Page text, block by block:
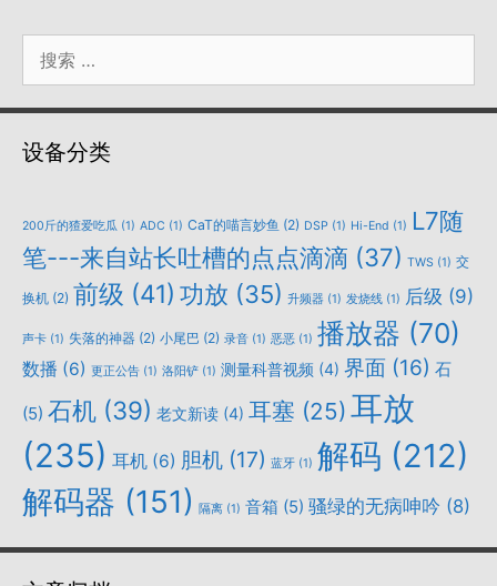
索：
设备分类
200斤的猹爱吃瓜 (1) ADC (1) CaT的喵言妙鱼 (2) DSP (1) Hi-End (1) L7随
笔---来自站长吐槽的点点滴滴 (37) TWS (1) 交
换机 (2) 前级 (41) 功放 (35) 升频器 (1) 发烧线 (1) 后级 (9)
声卡 (1) 失落的神器 (2) 小尾巴 (2) 录音 (1) 恶恶 (1) 播放器 (70)
数播 (6) 更正公告 (1) 洛阳铲 (1) 测量科普视频 (4) 界面 (16) 石
(5) 石机 (39) 老文新读 (4) 耳塞 (25) 耳放
(235) 耳机 (6) 胆机 (17) 蓝牙 (1) 解码 (212)
解码器 (151) 隔离 (1) 音箱 (5) 骚绿的无病呻吟 (8)